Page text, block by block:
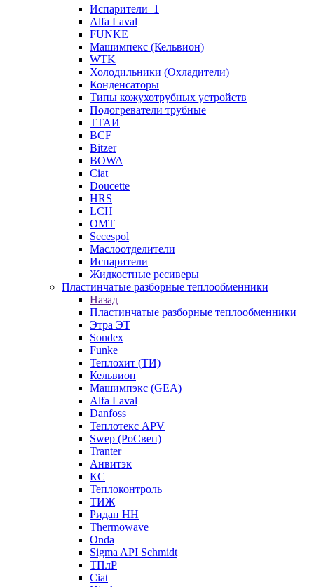
Испарители_1
Alfa Laval
FUNKE
Машимпекс (Кельвион)
WTK
Холодильники (Охладители)
Конденсаторы
Типы кожухотрубных устройств
Подогреватели трубные
ТТАИ
BCF
Bitzer
BOWA
Ciat
Doucette
HRS
LCH
OMT
Secespol
Маслоотделители
Испарители
Жидкостные ресиверы
Пластинчатые разборные теплообменники
Назад
Пластинчатые разборные теплообменники
Этра ЭТ
Sondex
Funke
Теплохит (ТИ)
Кельвион
Машимпэкс (GEA)
Alfa Laval
Danfoss
Теплотекс APV
Swep (РоСвеп)
Tranter
Анвитэк
КС
Теплоконтроль
ТИЖ
Ридан НН
Thermowave
Onda
Sigma API Schmidt
ТПлР
Ciat